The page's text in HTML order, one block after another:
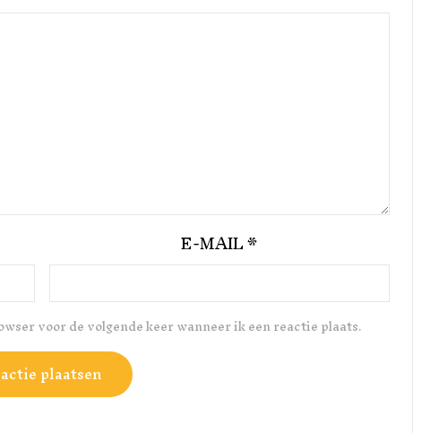
E-MAIL*
voor de volgende keer wanneer ik een reactie plaats.